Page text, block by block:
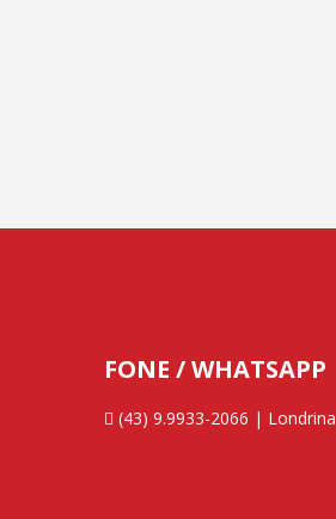
FONE / WHATSAPP
(43) 9.9933-2066 | Londrina